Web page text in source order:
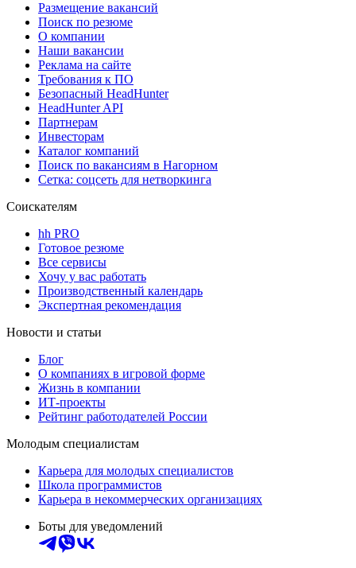
Размещение вакансий
Поиск по резюме
О компании
Наши вакансии
Реклама на сайте
Требования к ПО
Безопасный HeadHunter
HeadHunter API
Партнерам
Инвесторам
Каталог компаний
Поиск по вакансиям в Нагорном
Сетка: соцсеть для нетворкинга
Соискателям
hh PRO
Готовое резюме
Все сервисы
Хочу у вас работать
Производственный календарь
Экспертная рекомендация
Новости и статьи
Блог
О компаниях в игровой форме
Жизнь в компании
ИТ-проекты
Рейтинг работодателей России
Молодым специалистам
Карьера для молодых специалистов
Школа программистов
Карьера в некоммерческих организациях
Боты для уведомлений